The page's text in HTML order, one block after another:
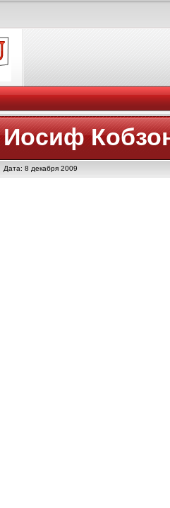
Иосиф
Дата: 8 декабря 2009